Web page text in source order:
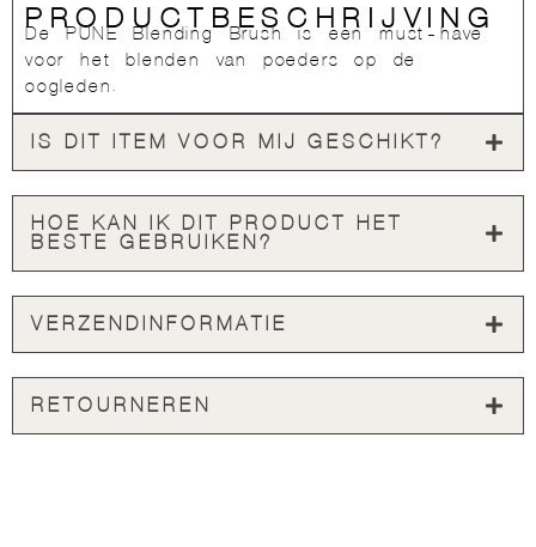
PRODUCTBESCHRIJVING
De PUNE Blending Brush is een must-have
voor het blenden van poeders op de
oogleden.
IS DIT ITEM VOOR MIJ GESCHIKT?
HOE KAN IK DIT PRODUCT HET
BESTE GEBRUIKEN?
VERZENDINFORMATIE
RETOURNEREN